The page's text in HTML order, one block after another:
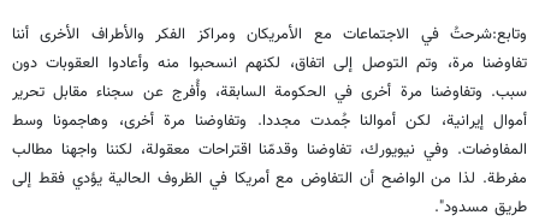
وتابع:شرحتُ في الاجتماعات مع الأمريكان ومراكز الفكر والأطراف الأخرى أننا
تفاوضنا مرة، وتم التوصل إلى اتفاق، لكنهم انسحبوا منه وأعادوا العقوبات دون
سبب. وتفاوضنا مرة أخرى في الحكومة السابقة، وأُفرج عن سجناء مقابل تحرير
أموال إيرانية، لكن أموالنا جُمدت مجددا. وتفاوضنا مرة أخرى، وهاجمونا وسط
المفاوضات. وفي نيويورك، تفاوضنا وقدمّنا اقتراحات معقولة، لكننا واجهنا مطالب
مفرطة. لذا من الواضح أن التفاوض مع أمريكا في الظروف الحالية يؤدي فقط إلى
طريق مسدود".